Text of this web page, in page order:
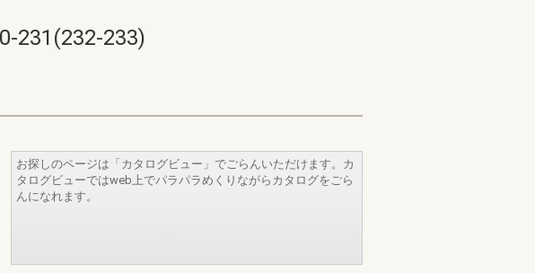
231(232-233)
お探しのページは「カタログビュー」でごらんいただけます。カ
タログビューではweb上でパラパラめくりながらカタログをごら
んになれます。